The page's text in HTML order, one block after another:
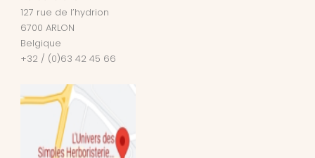
127 rue de l’hydrion
6700 ARLON
Belgique
+32 / (0)63 42 45 66